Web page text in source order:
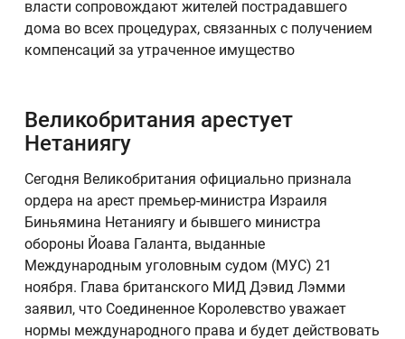
власти сопровождают жителей пострадавшего
дома во всех процедурах, связанных с получением
компенсаций за утраченное имущество
Великобритания арестует
Нетаниягу
Сегодня Великобритания официально признала
ордера на арест премьер-министра Израиля
Биньямина Нетаниягу и бывшего министра
обороны Йоава Галанта, выданные
Международным уголовным судом (МУС) 21
ноября. Глава британского МИД Дэвид Лэмми
заявил, что Соединенное Королевство уважает
нормы международного права и будет действовать